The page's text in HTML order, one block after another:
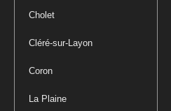
Cholet
Cléré-sur-Layon
Coron
La Plaine